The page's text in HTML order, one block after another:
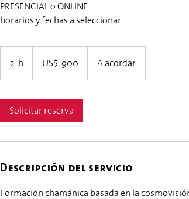
PRESENCIAL o ONLINE
horarios y fechas a seleccionar
2 h
estadounidenses
US$ 900 A acordar
Solicitar reserva
Descripción del servicio
Formación chamánica basada en la